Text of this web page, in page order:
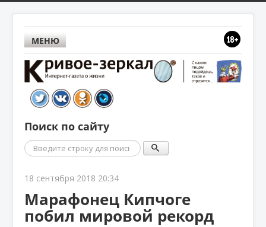
МЕНЮ
Поиск по сайту
Поиск
18 сентября 2018 20:34
Марафонец Кипчоге
побил мировой рекорд